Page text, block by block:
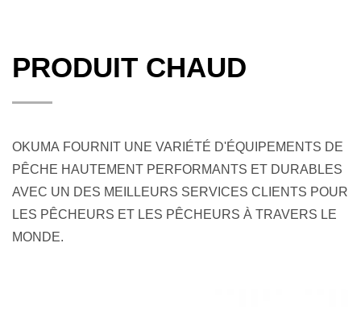
PRODUIT CHAUD
OKUMA FOURNIT UNE VARIÉTÉ D'ÉQUIPEMENTS DE
PÊCHE HAUTEMENT PERFORMANTS ET DURABLES
AVEC UN DES MEILLEURS SERVICES CLIENTS POUR
LES PÊCHEURS ET LES PÊCHEURS À TRAVERS LE
MONDE.